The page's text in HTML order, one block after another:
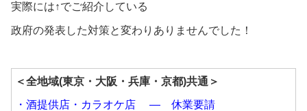
実際には↑でご紹介している
政府の発表した対策と変わりありませんでした！
＜全地域(東京・大阪・兵庫・京都)共通＞
・酒提供店・カラオケ店 ― 休業要請